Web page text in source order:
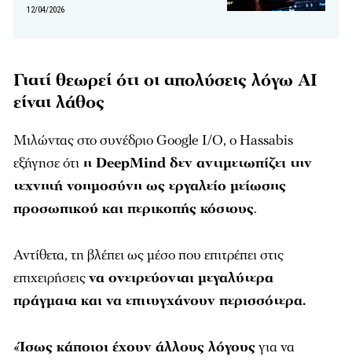
12/04/2026
Γιατί θεωρεί ότι οι απολύσεις λόγω AI
είναι λάθος
Μιλώντας στο συνέδριο Google I/O, ο Hassabis
εξήγησε ότι η DeepMind δεν αντιμετωπίζει την
τεχνητή νοημοσύνη ως εργαλείο μείωσης
προσωπικού και περικοπής κόστους.
Αντίθετα, τη βλέπει ως μέσο που επιτρέπει στις
επιχειρήσειςνα ονειρεύονται μεγαλύτερα
πράγματα και να επιτυγχάνουν περισσότερα.
«Ίσως κάποιοι έχουν άλλους λόγουςγια να